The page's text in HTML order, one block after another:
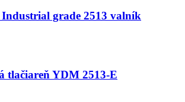
grade 2513 valník
tlačiareň YDM 2513-E